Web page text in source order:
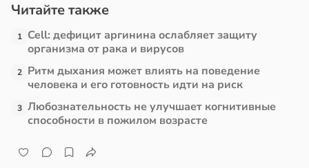
Читайте также
1 Cell: дефицит аргинина ослабляет защиту
организма от рака и вирусов
2 Ритм дыхания может влиять на поведение
человека и его готовность идти на риск
3 Любознательность не улучшает когнитивные
способности в пожилом возрасте